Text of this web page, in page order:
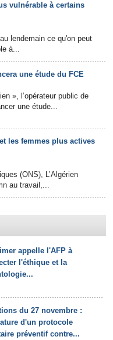
vulnérable à certains
lendemain ce qu'on peut
à...
une étude du FCE
», l’opérateur public de
une étude...
les femmes plus actives
(ONS), L’Algérien
au travail,...
appelle l'AFP à
l'éthique et la
du 27 novembre :
d'un protocole
préventif contre...